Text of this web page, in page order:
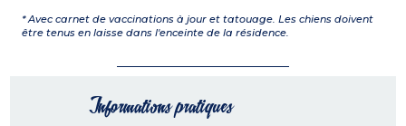
* Avec carnet de vaccinations à jour et tatouage. Les chiens doivent
être tenus en laisse dans l'enceinte de la résidence.
Informations pratiques